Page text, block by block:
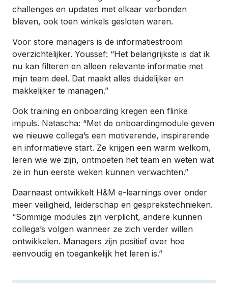
challenges en updates met elkaar verbonden
bleven, ook toen winkels gesloten waren.
Voor store managers is de informatiestroom
overzichtelijker. Youssef: “Het belangrijkste is dat ik
nu kan filteren en alleen relevante informatie met
mijn team deel. Dat maakt alles duidelijker en
makkelijker te managen.”
Ook training en onboarding kregen een flinke
impuls. Natascha: “Met de onboardingmodule geven
we nieuwe collega’s een motiverende, inspirerende
en informatieve start. Ze krijgen een warm welkom,
leren wie we zijn, ontmoeten het team en weten wat
ze in hun eerste weken kunnen verwachten.”
Daarnaast ontwikkelt H&M e-learnings over onder
meer veiligheid, leiderschap en gesprekstechnieken.
“Sommige modules zijn verplicht, andere kunnen
collega’s volgen wanneer ze zich verder willen
ontwikkelen. Managers zijn positief over hoe
eenvoudig en toegankelijk het leren is.”